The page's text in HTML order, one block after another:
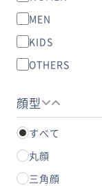
MEN
KIDS
OTHERS
顔型
すべて
丸顔
三角顔